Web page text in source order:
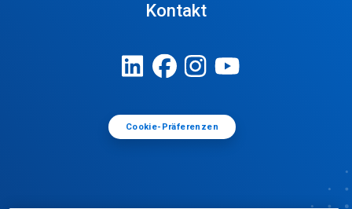
Kontakt
Cookie-Präferenzen